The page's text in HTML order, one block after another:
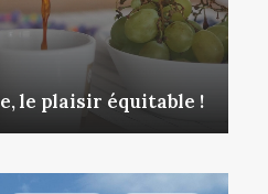
le plaisir équitable !